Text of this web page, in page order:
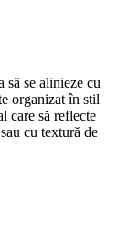
să se alinieze cu
organizat în stil
care să reflecte
cu textură de